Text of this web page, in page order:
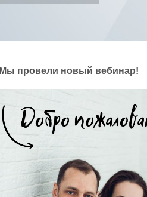
Мы провели новый вебинар!